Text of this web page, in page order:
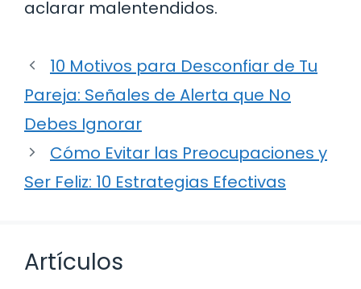
aclarar malentendidos.
10 Motivos para Desconfiar de Tu
Pareja: Señales de Alerta que No
Debes Ignorar
Cómo Evitar las Preocupaciones y
Ser Feliz: 10 Estrategias Efectivas
Artículos